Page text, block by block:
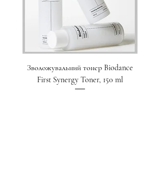
Зволожувальний тонер Biodance
First Synergy Toner, 150 ml